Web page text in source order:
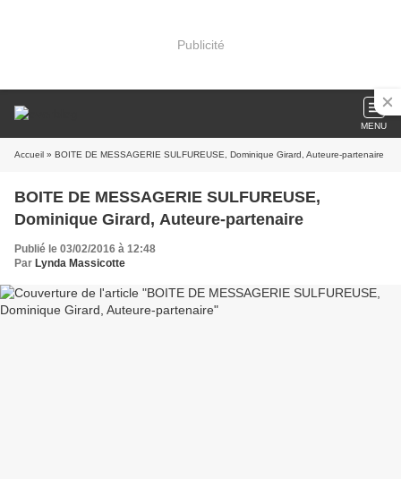
Publicité
MENU
Accueil » BOITE DE MESSAGERIE SULFUREUSE, Dominique Girard, Auteure-partenaire
BOITE DE MESSAGERIE SULFUREUSE,
Dominique Girard, Auteure-partenaire
Publié le 03/02/2016 à 12:48
Par Lynda Massicotte